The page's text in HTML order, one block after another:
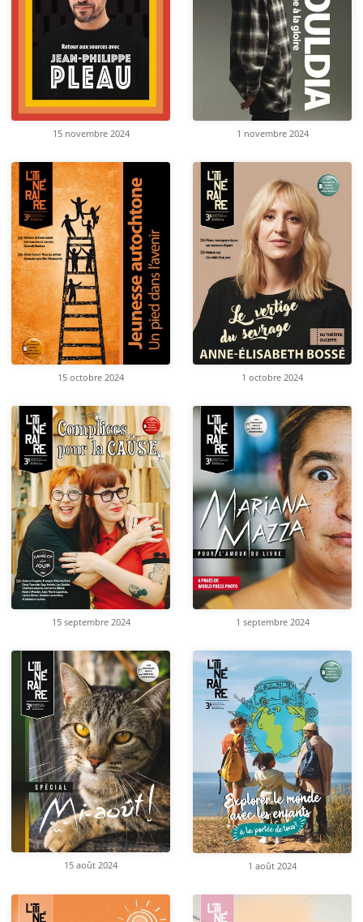
15 novembre 2024 1 novembre 2024
15 octobre 2024 1 octobre 2024
15 septembre 2024 1 septembre 2024
15 août 2024 1 août 2024